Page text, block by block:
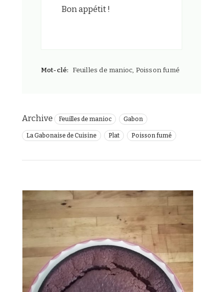
Bon appétit !
Mot-clé: Feuilles de manioc, Poisson fumé
Archive Feuilles de manioc Gabon
La Gabonaise de Cuisine Plat Poisson fumé